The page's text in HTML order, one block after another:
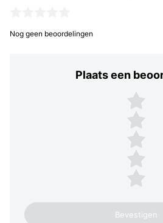
Nog geen beoordelingen
Plaats een
Plaats
5 sterren
4 sterren
3 sterren
2 sterren
1 ster